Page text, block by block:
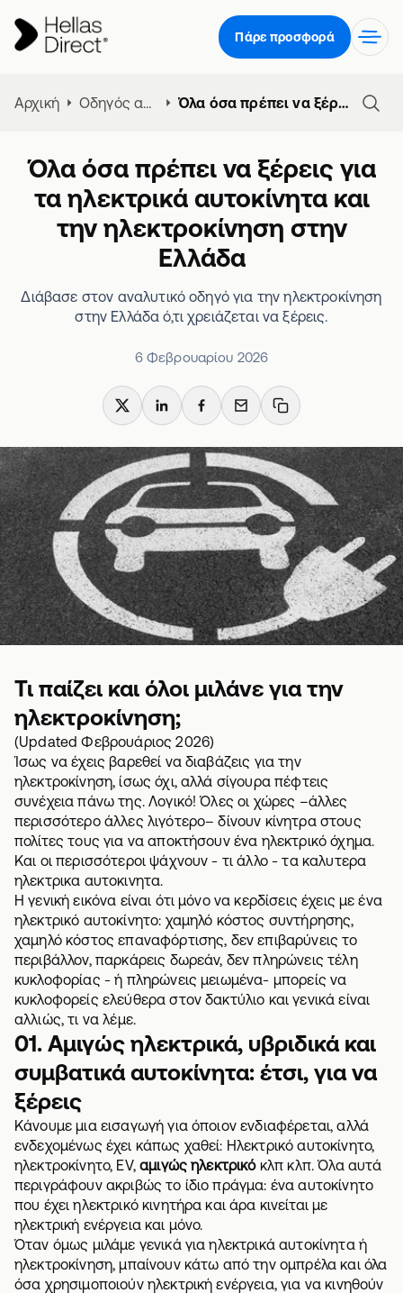
Πάρε προσφορά
Αρχική Οδηγός αγοράς αυτοκινήτου Όλα όσα πρέπει να ξέρεις για τα ηλεκτρικά αυτοκίνητα και την ηλεκτροκίνηση στην Ελλάδα
Όλα όσα πρέπει να ξέρεις για
τα ηλεκτρικά αυτοκίνητα και
την ηλεκτροκίνηση στην
Ελλάδα
Διάβασε στον αναλυτικό οδηγό για την ηλεκτροκίνηση
στην Ελλάδα ό,τι χρειάζεται να ξέρεις.
6 Φεβρουαρίου 2026
X LinkedInFacebook
Email Copy link
Τι παίζει και όλοι μιλάνε για την
ηλεκτροκίνηση;
(Updated Φεβρουάριος 2026)
Ίσως να έχεις βαρεθεί να διαβάζεις για την
ηλεκτροκίνηση, ίσως όχι, αλλά σίγουρα πέφτεις
συνέχεια πάνω της. Λογικό! Όλες οι χώρες –άλλες
περισσότερο άλλες λιγότερο– δίνουν κίνητρα στους
πολίτες τους για να αποκτήσουν ένα ηλεκτρικό όχημα.
Και οι περισσότεροι ψάχνουν - τι άλλο - τα καλυτερα
ηλεκτρικα αυτοκινητα.
Η γενική εικόνα είναι ότι μόνο να κερδίσεις έχεις με ένα
ηλεκτρικό αυτοκίνητο: χαμηλό κόστος συντήρησης,
χαμηλό κόστος επαναφόρτισης, δεν επιβαρύνεις το
περιβάλλον, παρκάρεις δωρεάν, δεν πληρώνεις τέλη
κυκλοφορίας - ή πληρώνεις μειωμένα- μπορείς να
κυκλοφορείς ελεύθερα στον δακτύλιο και γενικά είναι
αλλιώς, τι να λέμε.
01. Αμιγώς ηλεκτρικά, υβριδικά και
συμβατικά αυτοκίνητα: έτσι, για να
ξέρεις
Κάνουμε μια εισαγωγή για όποιον ενδιαφέρεται, αλλά
ενδεχομένως έχει κάπως χαθεί: Ηλεκτρικό αυτοκίνητο,
ηλεκτροκίνητο, EV,αμιγώς ηλεκτρικόκλπ κλπ. Όλα αυτά
περιγράφουν ακριβώς το ίδιο πράγμα: ένα αυτοκίνητο
που έχει ηλεκτρικό κινητήρα και άρα κινείται με
ηλεκτρική ενέργεια και μόνο.
Όταν όμως μιλάμε γενικά για ηλεκτρικά αυτοκίνητα ή
ηλεκτροκίνηση, μπαίνουν κάτω από την ομπρέλα και όλα
όσα χρησιμοποιούν ηλεκτρική ενέργεια, για να κινηθούν